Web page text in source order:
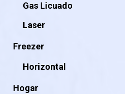
Gas Licuado
Laser
Freezer
Horizontal
Hogar